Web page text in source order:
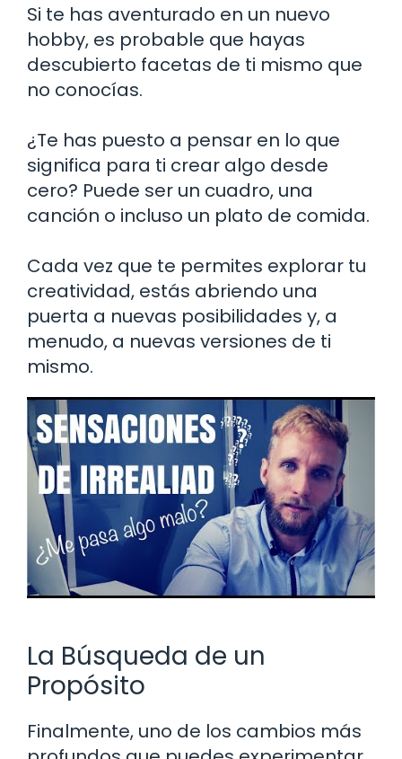
Si te has aventurado en un nuevo
hobby, es probable que hayas
descubierto facetas de ti mismo que
no conocías.
¿Te has puesto a pensar en lo que
significa para ti crear algo desde
cero? Puede ser un cuadro, una
canción o incluso un plato de comida.
Cada vez que te permites explorar tu
creatividad, estás abriendo una
puerta a nuevas posibilidades y, a
menudo, a nuevas versiones de ti
mismo.
La Búsqueda de un
Propósito
Finalmente, uno de los cambios más